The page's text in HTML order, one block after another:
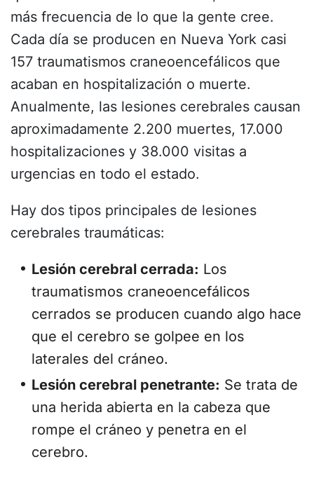
más frecuencia de lo que la gente cree.
Cada día se producen en Nueva York casi
157 traumatismos craneoencefálicos que
acaban en hospitalización o muerte.
Anualmente, las lesiones cerebrales causan
aproximadamente 2.200 muertes, 17.000
hospitalizaciones y 38.000 visitas a
urgencias en todo el estado.
Hay dos tipos principales de lesiones
cerebrales traumáticas:
Lesión cerebral cerrada: Los
traumatismos craneoencefálicos
cerrados se producen cuando algo hace
que el cerebro se golpee en los
laterales del cráneo.
Lesión cerebral penetrante: Se trata de
una herida abierta en la cabeza que
rompe el cráneo y penetra en el
cerebro.